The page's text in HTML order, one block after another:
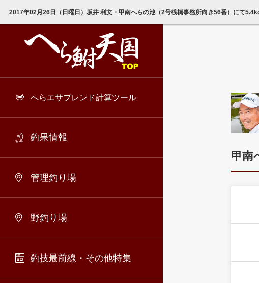
2017年02月26日（日曜日）坂井 利文・甲南へらの池（2号桟橋事務所向き56番）にて
へらエサブレンド計算ツール
釣果情報
管理釣り場
野釣り場
釣技最前線・その他特集
甲南